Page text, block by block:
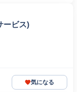
ービス)
気になる